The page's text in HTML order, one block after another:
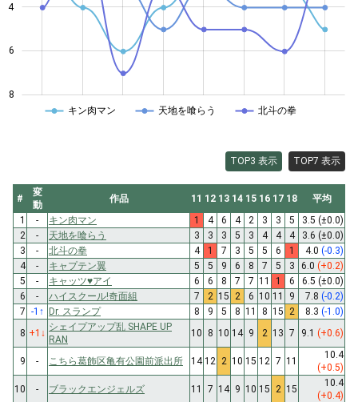
4
4
6
8
キン肉マン 天地を喰らう 北斗の拳
TOP3 表示 TOP7 表示
#
変
動
作品 11 12 13 14 15 16 17 18
平均
1
- キン肉マン 1 4 6 4 2 3 3 5 3.5 (±0.0)
2
- 天地を喰らう 3 3 3 5 3 4 4 4 3.6 (±0.0)
3
- 北斗の拳 4 1 7 3 5 5 6 1 4.0 (-0.3)
4
- キャプテン翼 5 5 9 6 8 7 5 3 6.0 (+0.2)
5
- キャッツ♥アイ 6 6 8 7 7 11 1 6 6.5 (±0.0)
6
- ハイスクール!奇面組 7 2 15 2 6 10 11 9 7.8 (-0.2)
7 -1 ↑ Dr. スランプ 8 9 5 8 11 8 15 2 8.3 (-1.0)
8 +1 ↓
シェイプアップ乱 SHAPE UP
RAN
10 8 10 14 9 2 13 7 9.1 (+0.6)
9 - こちら葛飾区亀有公園前派出所 14 12 2 10 15 12 7 11
10.4
(+0.5)
10
- ブラックエンジェルズ 11 7 14 9 10 15 2 15
10.4
(+0.4)